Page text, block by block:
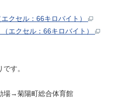
クセル：66キロバイト）
エクセル：66キロバイト）
す。
場→菊陽町総合体育館